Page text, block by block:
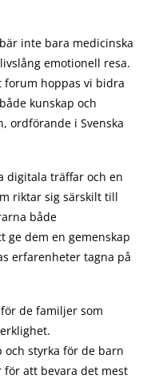
inte bara medicinska
emotionell resa.
forum hoppas vi bidra
kunskap och
ordförande i Svenska
digitala träffar och en
riktar sig särskilt till
både
ge dem en gemenskap
erfarenheter tagna på
de familjer som
och styrka för de barn
för att bevara det mest